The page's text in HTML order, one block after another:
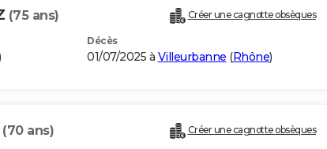
(75 ans) Créer une cagnotte obsèques
Décès
01/07/2025 à Villeurbanne (Rhône)
(70 ans) Créer une cagnotte obsèques